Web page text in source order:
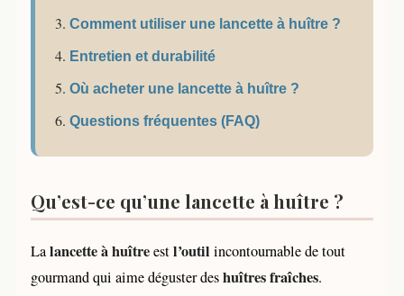
Comment utiliser une lancette à huître ?
Entretien et durabilité
Où acheter une lancette à huître ?
Questions fréquentes (FAQ)
Qu’est-ce qu’une lancette à huître ?
Lalancette à huîtreestl’outil incontournable de tout
gourmand qui aime déguster deshuîtres fraîches.